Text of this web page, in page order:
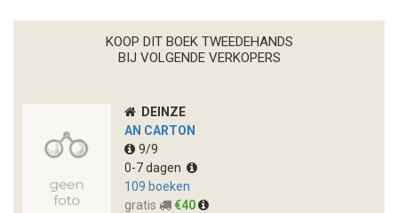
KOOP DIT BOEK TWEEDEHANDS
BIJ VOLGENDE VERKOPERS
DEINZE
AN CARTON
9/9
0-7 dagen
109 boeken
gratis
€40